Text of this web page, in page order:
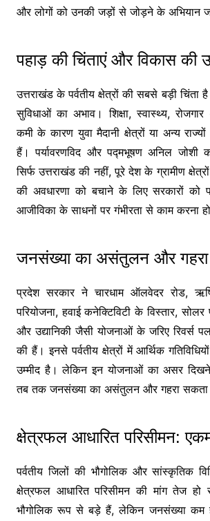
और लोगों को उनकी जड़ों से जोड़ने के अभियान
पहाड़ की चिंताएं और विकास की
उत्तराखंड के पर्वतीय क्षेत्रों की सबसे बड़ी चिंता
सुविधाओं का अभाव। शिक्षा, स्वास्थ्य,
कमी के कारण युवा मैदानी क्षेत्रों या अन्य
हैं। पर्यावरणविद और पद्मभूषण अनिल जोशी
सिर्फ उत्तराखंड की नहीं, पूरे देश के ग्रामीण
की अवधारणा को बचाने के लिए सरकारों को
आजीविका के साधनों पर गंभीरता से काम करना
जनसंख्या का असंतुलन और
प्रदेश सरकार ने चारधाम ऑलवेदर रोड,
परियोजना, हवाई कनेक्टिविटी के विस्तार,
और उद्यानिकी जैसी योजनाओं के जरिए रिवर्स
की हैं। इनसे पर्वतीय क्षेत्रों में आर्थिक
उम्मीद है। लेकिन इन योजनाओं का असर
तब तक जनसंख्या का असंतुलन और गहरा सकता
क्षेत्रफल आधारित परिसीमन:
पर्वतीय जिलों की भौगोलिक और सांस्कृतिक
क्षेत्रफल आधारित परिसीमन की मांग तेज हो
भौगोलिक रूप से बड़े हैं, लेकिन जनसंख्या कम